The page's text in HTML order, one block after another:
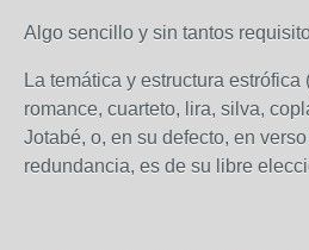
Algo sencillo y sin tantos
La temática y estructura estrófica
romance, cuarteto, lira, silva,
Jotabé, o, en su defecto, en
redundancia, es de su libre